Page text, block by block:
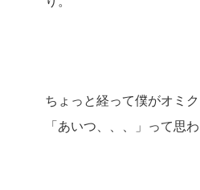
ちょっと経って僕がオミ
「あいつ、、、」って思